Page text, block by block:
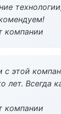
компании
с этой
лет. Всегда
компании